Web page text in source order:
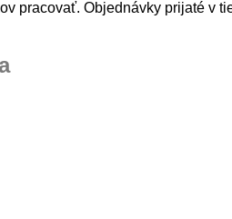
pracovať. Objednávky prijaté v